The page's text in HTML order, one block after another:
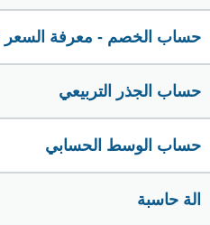
حساب الخصم - معرفة السعر
حساب الجذر التربيعي
حساب الوسط الحسابي
الة حاسبة